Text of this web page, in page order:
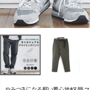
LL
ネイビー
M
L
LL